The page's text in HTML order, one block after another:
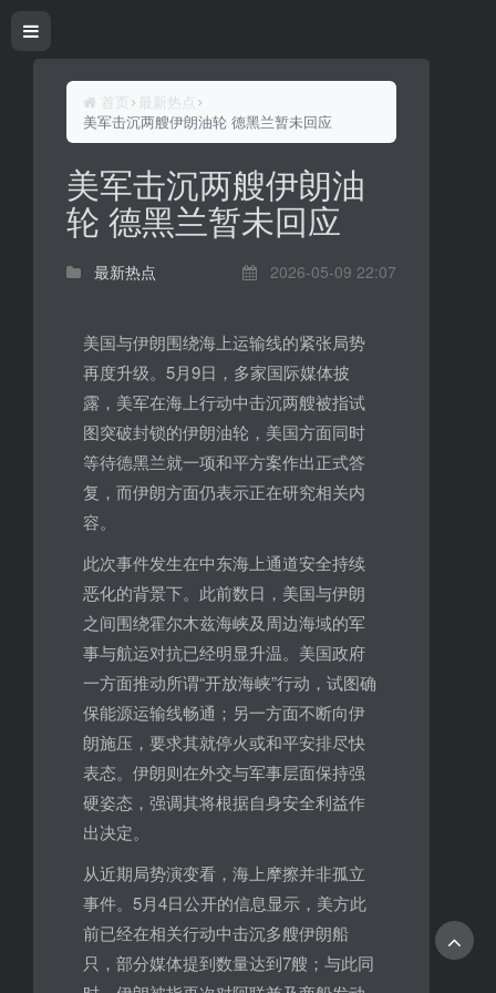
首页
最新热点
美军击沉两艘伊朗油轮 德黑兰暂未回应
美军击沉两艘伊朗油
轮 德黑兰暂未回应
最新热点 2026-05-09 22:07
美国与伊朗围绕海上运输线的紧张局势
再度升级。5月9日，多家国际媒体披
露，美军在海上行动中击沉两艘被指试
图突破封锁的伊朗油轮，美国方面同时
等待德黑兰就一项和平方案作出正式答
复，而伊朗方面仍表示正在研究相关内
容。
此次事件发生在中东海上通道安全持续
恶化的背景下。此前数日，美国与伊朗
之间围绕霍尔木兹海峡及周边海域的军
事与航运对抗已经明显升温。美国政府
一方面推动所谓“开放海峡”行动，试图确
保能源运输线畅通；另一方面不断向伊
朗施压，要求其就停火或和平安排尽快
表态。伊朗则在外交与军事层面保持强
硬姿态，强调其将根据自身安全利益作
出决定。
从近期局势演变看，海上摩擦并非孤立
事件。5月4日公开的信息显示，美方此
前已经在相关行动中击沉多艘伊朗船
只，部分媒体提到数量达到7艘；与此同